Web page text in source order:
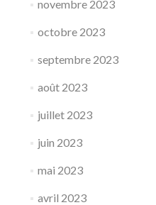
novembre 2023
octobre 2023
septembre 2023
août 2023
juillet 2023
juin 2023
mai 2023
avril 2023